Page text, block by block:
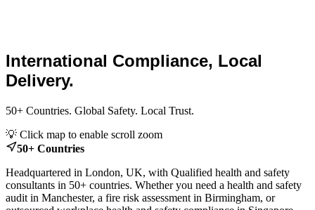
International Compliance, Local
Delivery.
50+ Countries. Global Safety. Local Trust.
+
−
💡 Click map to enable scroll zoom
50+ Countries
Headquartered in London, UK, with Qualified health and safety
consultants in 50+ countries. Whether you need a health and safety
audit in Manchester, a fire risk assessment in Birmingham, or